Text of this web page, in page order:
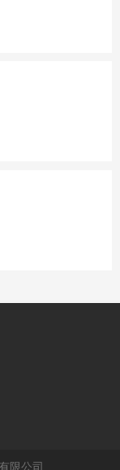
限公司